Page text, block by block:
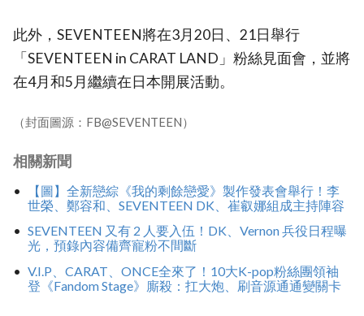
此外，SEVENTEEN將在3月20日、21日舉行
「SEVENTEEN in CARAT LAND」粉絲見面會，並將
在4月和5月繼續在日本開展活動。
（封面圖源：FB@SEVENTEEN）
相關新聞
【圖】全新戀綜《我的剩餘戀愛》製作發表會舉行！李
世榮、鄭容和、SEVENTEEN DK、崔叡娜組成主持陣容
SEVENTEEN 又有 2 人要入伍！DK、Vernon 兵役日程曝
光，預錄內容備齊寵粉不間斷
V.I.P、CARAT、ONCE全來了！10大K-pop粉絲團領袖
登《Fandom Stage》廝殺：扛大炮、刷音源通通變關卡